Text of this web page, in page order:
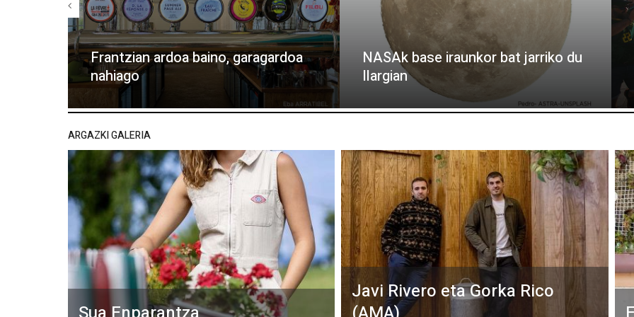
Frantzian ardoa baino, garagardoa
nahiago
NASAk base iraunkor bat jarriko du
Ilargian
ARGAZKI GALERIA
Javi Rivero eta Gorka Rico